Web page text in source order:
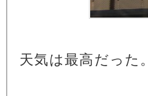
天気は最高だった。